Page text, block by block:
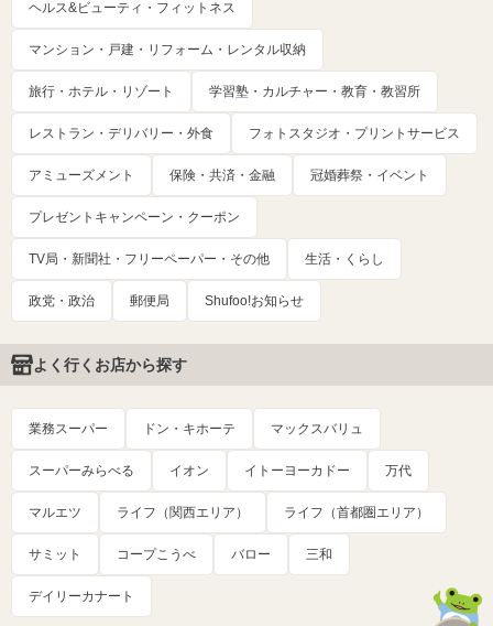
ヘルス&ビューティ・フィットネス
マンション・戸建・リフォーム・レンタル収納
旅行・ホテル・リゾート 学習塾・カルチャー・教育・教習所
レストラン・デリバリー・外食 フォトスタジオ・プリントサービス
アミューズメント 保険・共済・金融 冠婚葬祭・イベント
プレゼントキャンペーン・クーポン
TV局・新聞社・フリーペーパー・その他 生活・くらし
政党・政治 郵便局 Shufoo!お知らせ
よく行くお店から探す
業務スーパー ドン・キホーテ マックスバリュ
スーパーみらべる イオン イトーヨーカドー 万代
マルエツ ライフ（関西エリア） ライフ（首都圏エリア）
サミット コープこうべ バロー 三和
デイリーカナート